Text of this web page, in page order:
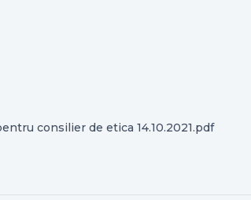
consilier de etica 14.10.2021.pdf